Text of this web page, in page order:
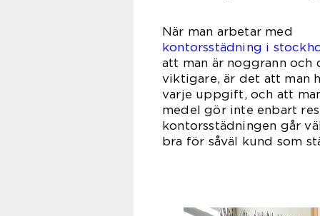
När
kontorsstädning i
att man är noggrann
viktigare, är det att man
varje uppgift, och att
medel gör inte enbart
kontorsstädningen går
bra för såväl kund som